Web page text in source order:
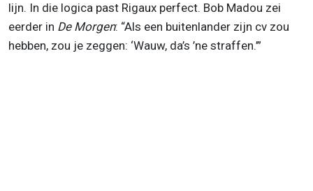
lijn. In die logica past Rigaux perfect. Bob Madou zei
eerder in De Morgen: “Als een buitenlander zijn cv zou
hebben, zou je zeggen: ‘Wauw, da’s ’ne straffen.’”